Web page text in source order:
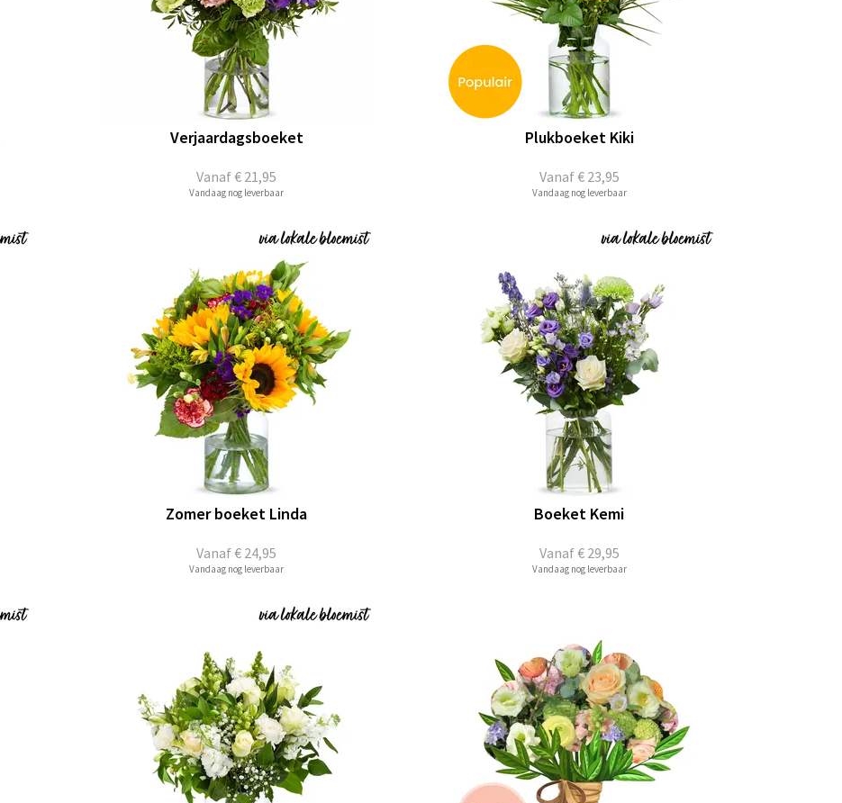
Vanaf€ 21,95
Verjaardagsboeket
Vandaag nog leverbaar
Vanaf€ 23,95
Plukboeket Kiki
Vandaag nog leverbaar
Vanaf€ 24,95
Zomer boeket Linda
Vandaag nog leverbaar
Vanaf€ 29,95
Boeket Kemi
Vandaag nog leverbaar